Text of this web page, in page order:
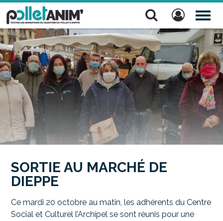
Pollet Anim'
SORTIE AU MARCHÉ DE
DIEPPE
Ce mardi 20 octobre au matin, les adhérents du Centre
Social et Culturel l’Archipel se sont réunis pour une